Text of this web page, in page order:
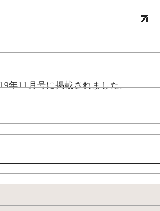
年11 月号に掲載されました。